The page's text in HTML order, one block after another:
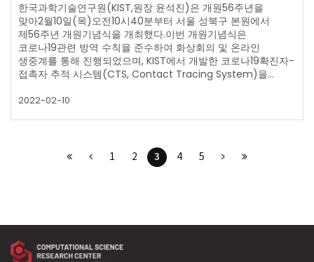
한국과학기술연구원(KIST,원장 윤석진)은 개원56주년을
맞아2월10일(목)오전10시40분부터 서울 성북구 본원에서
제56주년 개원기념식을 개최했다.이번 개원기념식은
코로나19관련 방역 수칙을 준수하여 화상회의 및 온라인
생중계를 통해 진행되었으며, KIST에서 개발한 코로나19확진자-
접촉자 추적 시스템(CTS, Contact Tracing System)을…
2022-02-10
1 2 3 4 5